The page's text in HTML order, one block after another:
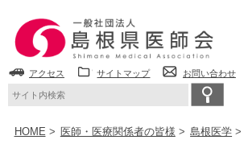
アクセス サイトマップ お問い合わせ
HOME 医師・医療関係者の皆様 島根医学